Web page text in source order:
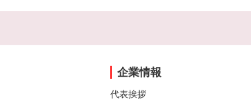
企業情報
代表挨拶